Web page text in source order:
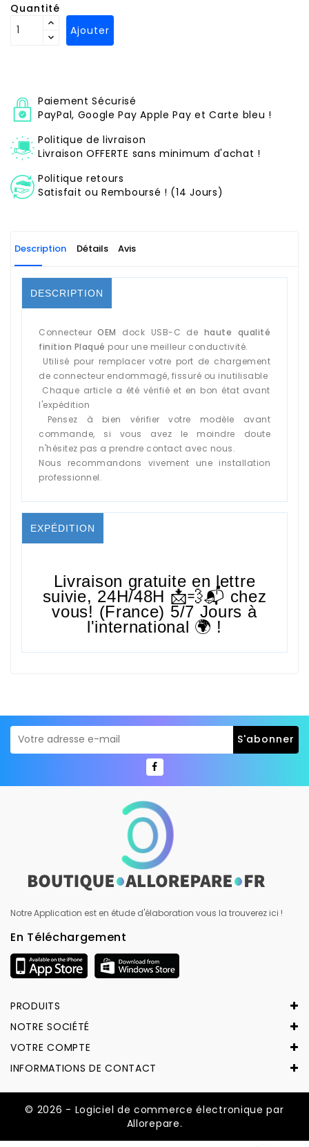
Quantité
Ajouter
Paiement Sécurisé
PayPal, Google Pay Apple Pay et Carte bleu !
Politique de livraison
Livraison OFFERTE sans minimum d'achat !
Politique retours
Satisfait ou Remboursé ! (14 Jours)
Description Détails Avis
DESCRIPTION
ConnecteurOEM dock USB-C de haute qualité
finition Plaqué pour une meilleur conductivité.
Utilisé pour remplacer votre port de chargement
de connecteur endommagé, fissuré ou inutilisable
Chaque article a été vérifié et en bon état avant
l'expédition
Pensez à bien vérifier votre modèle avant
commande, si vous avez le moindre doute
n'hésitez pas a prendre contact avec nous.
Nous recommandons vivement une installation
professionnel.
EXPÉDITION
Livraison gratuite en lettre
suivie, 24H/48H 📩💨📬 chez
vous! (France) 5/7 Jours à
l'international 🌍 !
Notre Application est en étude d'élaboration vous la trouverez ici !
En Téléchargement
PRODUITS
NOTRE SOCIÉTÉ
VOTRE COMPTE
INFORMATIONS DE CONTACT
© 2026 - Logiciel de commerce électronique par
Allorepare.